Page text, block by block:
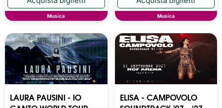
Musica Musica
LAURA PAUSINI - IO
ELISA - CAMPOVOLO